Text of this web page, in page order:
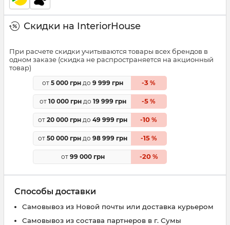
Скидки на InteriorHouse
При расчете скидки учитываются товары всех брендов в
одном заказе (скидка не распространяется на акционный
товар)
от 5 000 грн до 9 999 грн -3 %
от 10 000 грндо 19 999 грн -5 %
от 20 000 грн до 49 999 грн -10 %
от 50 000 грн до 98 999 грн -15%
от 99 000 грн -20%
Способы доставки
Самовывоз из Новой почты или доставка курьером
Самовывоз из состава партнеров в г. Сумы